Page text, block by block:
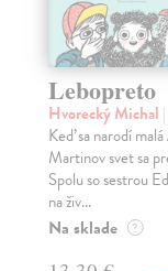
Lebopreto
Hvorecký Michal
Keď sa narodí
Martinov svet sa
Spolu so sestrou
na živ...
Na sklade ?